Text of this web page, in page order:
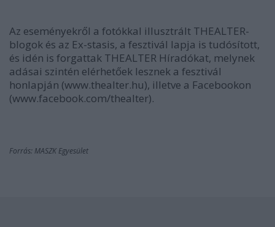
Az eseményekről a fotókkal illusztrált THEALTER-
blogok és az Ex-stasis, a fesztivál lapja is tudósított,
és idén is forgattak THEALTER Híradókat, melynek
adásai szintén elérhetőek lesznek a fesztivál
honlapján (www.thealter.hu), illetve a Facebookon
(www.facebook.com/thealter).
Forrás: MASZK Egyesület